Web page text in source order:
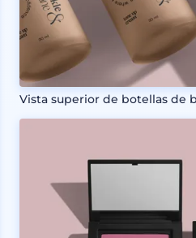
Vista superior de botellas de